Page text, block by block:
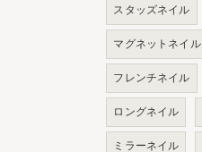
スタッズネイル
マグネットネイル
フレンチネイル
ロングネイル
ミラーネイル